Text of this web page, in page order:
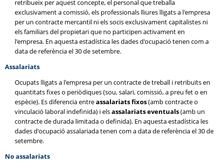
retribueix per aquest concepte, el personal que treballa
exclusivament a comissió, els professionals lliures lligats a l'empresa
per un contracte mercantil ni els socis exclusivament capitalistes ni
els familiars del propietari que no participen activament en
l'empresa. En aquesta estadística les dades d'ocupació tenen com a
data de referència el 30 de setembre.
Assalariats
Ocupats lligats a l'empresa per un contracte de treball i retribuïts en
quantitats fixes o periòdiques (sou, salari, comissió, a preu fet o en
espècie). Es diferencia entreassalariats fixos(amb contracte o
vinculació laboral indefinida) i elsassalariats eventuals(amb un
contracte de durada limitada o definida). En aquesta estadística les
dades d'ocupació assalariada tenen com a data de referència el 30 de
setembre.
No assalariats